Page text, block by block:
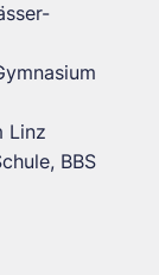
Linz
BBS